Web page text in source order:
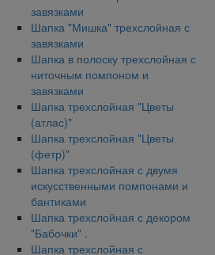
завязками
Шапка "Мишка" трехслойная с
завязками
Шапка в полоску трехслойная с
ниточным помпоном и
завязками
Шапка трехслойная "Цветы
(атлас)"
Шапка трехслойная "Цветы
(фетр)"
Шапка трехслойная с двумя
искусственными помпонами и
бантиками
Шапка трехслойная с декором
"Бабочки" .
Шапка трехслойная с